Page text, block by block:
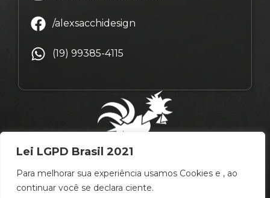
Lei LGPD Brasil 2021
Para melhorar sua experiência usamos Cookies e , ao
continuar você se declara ciente.
/alexsacchidesign
(19) 99385-4115